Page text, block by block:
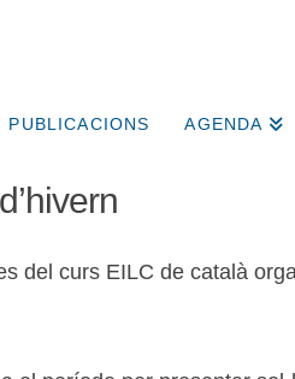
PUBLICACIONS AGENDA
del curs EILC de català